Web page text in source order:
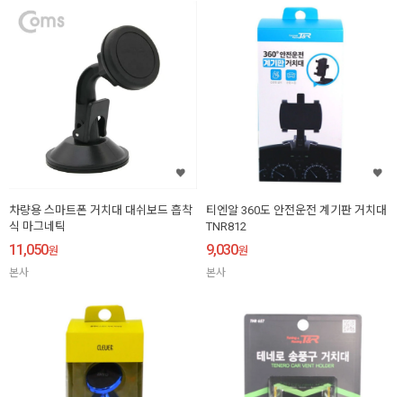
차량용 스마트폰 거치대 대쉬보드 흡착
식 마그네틱
11,050원
본사
티엔알 360도 안전운전 계기판 거치대
TNR812
9,030원
본사